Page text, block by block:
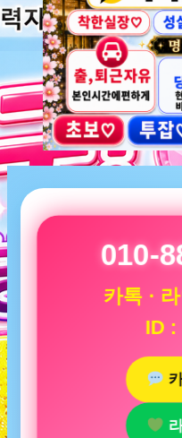
010-
카톡 ·
ID :